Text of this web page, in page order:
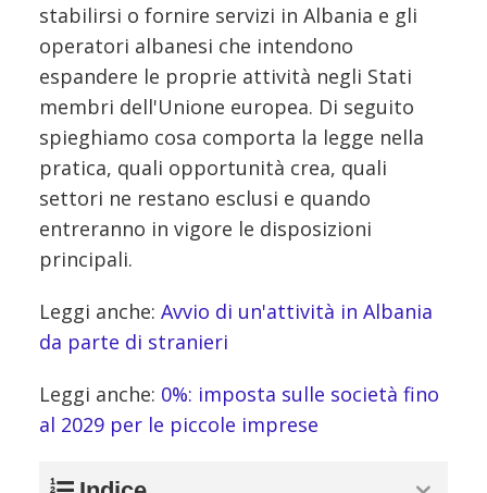
stabilirsi o fornire servizi in Albania e gli
operatori albanesi che intendono
espandere le proprie attività negli Stati
membri dell'Unione europea. Di seguito
spieghiamo cosa comporta la legge nella
pratica, quali opportunità crea, quali
settori ne restano esclusi e quando
entreranno in vigore le disposizioni
principali.
Leggi anche: Avvio di un'attività in Albania
da parte di stranieri
Leggi anche: 0%: imposta sulle società fino
al 2029 per le piccole imprese